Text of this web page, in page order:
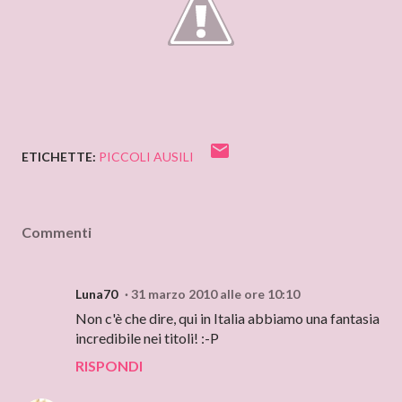
ETICHETTE: PICCOLI AUSILI
Commenti
Luna70 31 marzo 2010 alle ore 10:10
Non c'è che dire, qui in Italia abbiamo una fantasia
incredibile nei titoli! :-P
RISPONDI